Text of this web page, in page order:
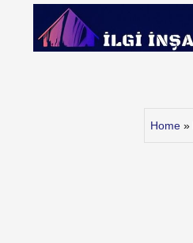
content
Home »